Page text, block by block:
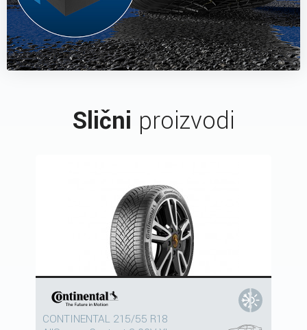
Slični proizvodi
CONTINENTAL 215/55 R18